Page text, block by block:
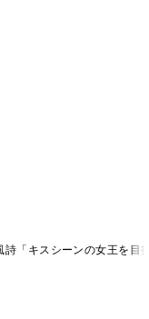
「キスシーンの女王を目